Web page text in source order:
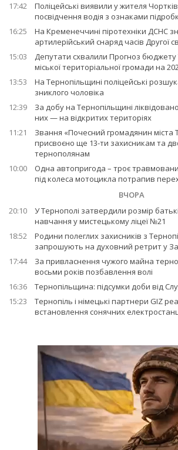
17:42
Поліцейські виявили у жителя
посвідчення водія з ознаками
16:25
На Кременеччині піротехніки ДСНС
артилерійський снаряд часів Другої
15:03
Депутати схвалили Прогноз бюджету
міської територіальної громади на
13:53
На Тернопільщині поліцейські
зниклого чоловіка
12:39
За добу на Тернопільщині
них — на відкритих територіях
11:21
Звання «Почесний громадянин міста
присвоєно ще 13-ти захисникам та
тернополянам
10:00
Одна автопригода – троє
під колеса мотоцикла потрапив
ВЧОРА
20:10
У Тернополі затвердили розмір
навчання у мистецькому ліцеї №21
18:52
Родини полеглих захисників з
запрошують на духовний ретрит у
17:44
За привласнення чужого майна
восьми років позбавлення волі
16:36
Тернопільщина: підсумки доби від
15:23
Тернопіль і німецькі партнери GIZ
встановлення сонячних